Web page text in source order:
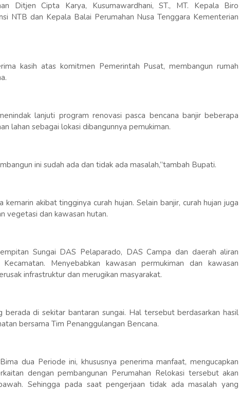
Ditjen Cipta Karya, Kusumawardhani, ST., MT. Kepala Biro
NTB dan Kepala Balai Perumahan Nusa Tenggara Kementerian
kasih atas komitmen Pemerintah Pusat, membangun rumah
lanjuti program renovasi pasca bencana banjir beberapa
lahan sebagai lokasi dibangunnya pemukiman.
ini sudah ada dan tidak ada masalah,’’tambah Bupati.
akibat tingginya curah hujan. Selain banjir, curah hujan juga
vegetasi dan kawasan hutan.
Sungai DAS Pelaparado, DAS Campa dan daerah aliran
Menyebabkan kawasan permukiman dan kawasan
infrastruktur dan merugikan masyarakat.
berada di sekitar bantaran sungai. Hal tersebut berdasarkan hasil
bersama Tim Penanggulangan Bencana.
dua Periode ini, khususnya penerima manfaat, mengucapkan
dengan pembangunan Perumahan Relokasi tersebut akan
Sehingga pada saat pengerjaan tidak ada masalah yang